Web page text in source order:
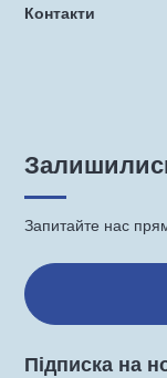
Контакти
Запитайте нас
Підписка на